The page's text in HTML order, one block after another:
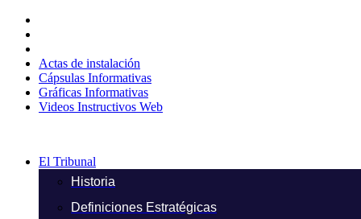
contenido
Actas de instalación
Cápsulas Informativas
Gráficas Informativas
Videos Instructivos Web
El Tribunal
Historia
Definiciones Estratégicas